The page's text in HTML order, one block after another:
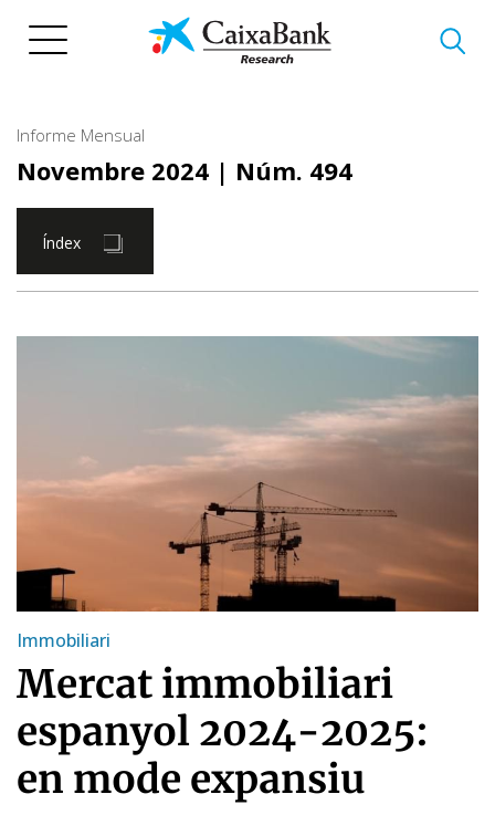
Informe Mensual
Novembre 2024 | Núm. 494
Índex
Immobiliari
Mercat immobiliari
espanyol 2024-2025:
en mode expansiu